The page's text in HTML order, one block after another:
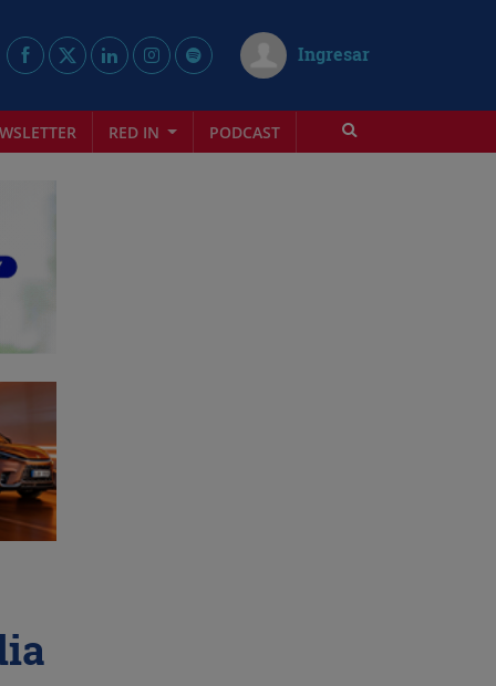
Ingresar
RED IN PODCAST